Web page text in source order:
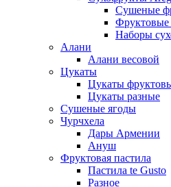
Сушеные
Наборы
Алани
Алани весовой
Цукаты
Цукаты
Цукаты разные
Сушеные ягоды
Чурчхела
Дары Армении
Ануш
Фруктовая пастила
Пастила te Gusto
Разное